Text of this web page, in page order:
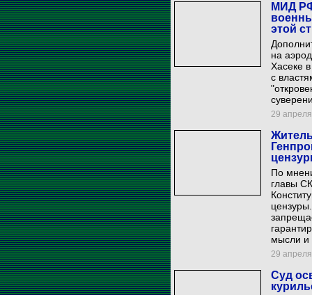
МИД
этой
на
Хасеке
с
29
По
главы
мысли и
29
Суд